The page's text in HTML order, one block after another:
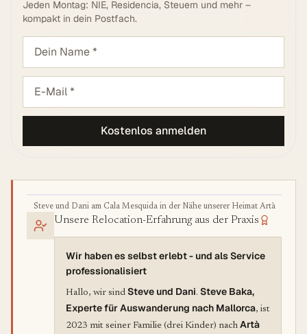
Jeden Montag: NIE, Residencia, Steuern und mehr –
kompakt in dein Postfach.
Kostenlos anmelden
Steve und Dani am Cala Mesquida in der Nähe unserer Heimat Artà
Unsere Relocation-Erfahrung aus der Praxis
Wir haben es selbst erlebt - und als Service
professionalisiert
Hallo, wir sind Steve und Dani. Steve Baka,
Experte für Auswanderung nach Mallorca, ist
2023 mit seiner Familie (drei Kinder) nach Artà